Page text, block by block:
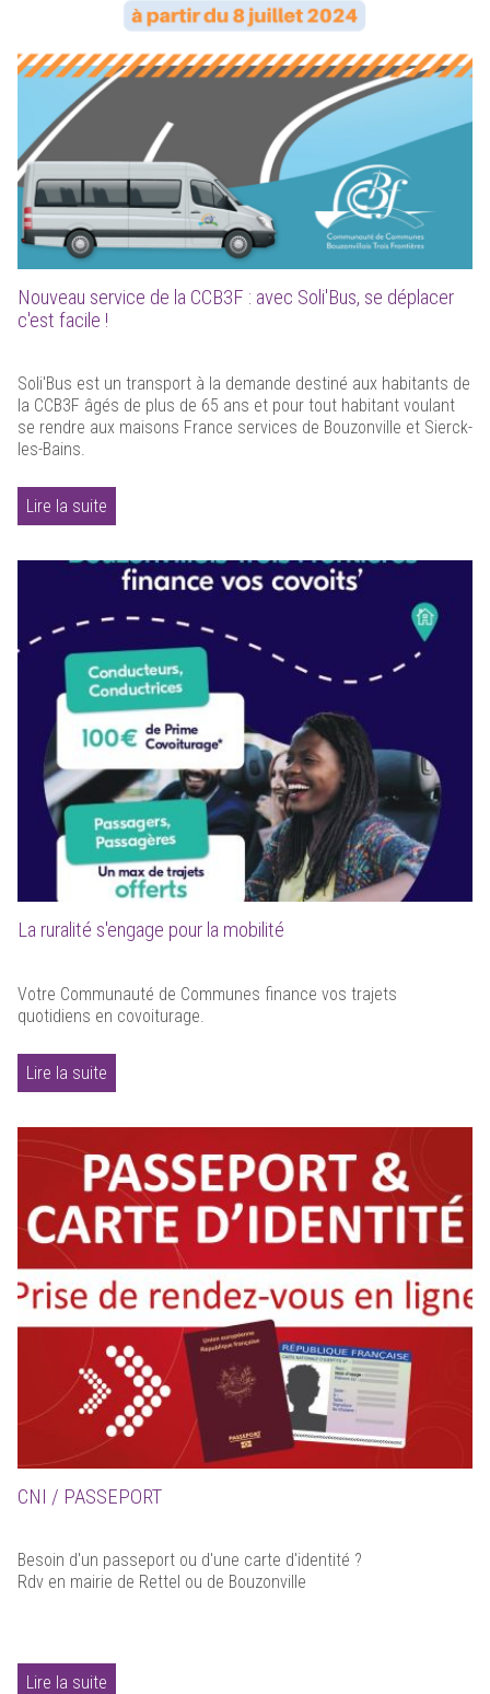
Nouveau service de la CCB3F : avec Soli'Bus, se déplacer
c'est facile !
Soli'Bus est un transport à la demande destiné aux habitants de
la CCB3F âgés de plus de 65 ans et pour tout habitant voulant
se rendre aux maisons France services de Bouzonville et Sierck-
les-Bains.
Lire la suite
La ruralité s'engage pour la mobilité
Votre Communauté de Communes finance vos trajets
quotidiens en covoiturage.
Lire la suite
CNI / PASSEPORT
Besoin d'un passeport ou d'une carte d'identité ?
Rdv en mairie de Rettel ou de Bouzonville
Lire la suite